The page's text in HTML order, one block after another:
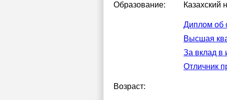
Образование: Казахский
Диплом об
Высшая
За вклад в
Отличник
Возраст: